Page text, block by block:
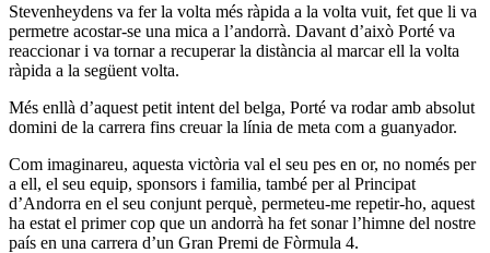
Stevenheydens va fer la volta més ràpida a la volta vuit, fet que li va
permetre acostar-se una mica a l’andorrà. Davant d’això Porté va
reaccionar i va tornar a recuperar la distància al marcar ell la volta
ràpida a la següent volta.
Més enllà d’aquest petit intent del belga, Porté va rodar amb absolut
domini de la carrera fins creuar la línia de meta com a guanyador.
Com imaginareu, aquesta victòria val el seu pes en or, no només per
a ell, el seu equip, sponsors i familia, també per al Principat
d’Andorra en el seu conjunt perquè, permeteu-me repetir-ho, aquest
ha estat el primer cop que un andorrà ha fet sonar l’himne del nostre
país en una carrera d’un Gran Premi de Fòrmula 4.